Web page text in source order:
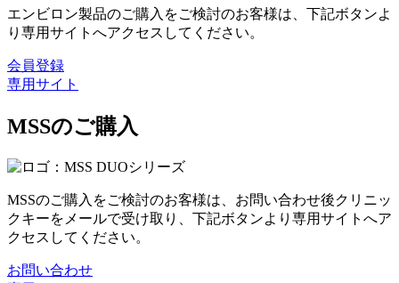
エンビロン製品のご購入をご検討のお客様は、下記ボタンよ
り専用サイトへアクセスしてください。
会員登録
専用サイト
MSSのご購入
MSSのご購入をご検討のお客様は、お問い合わせ後クリニッ
クキーをメールで受け取り、下記ボタンより専用サイトへア
クセスしてください。
お問い合わせ